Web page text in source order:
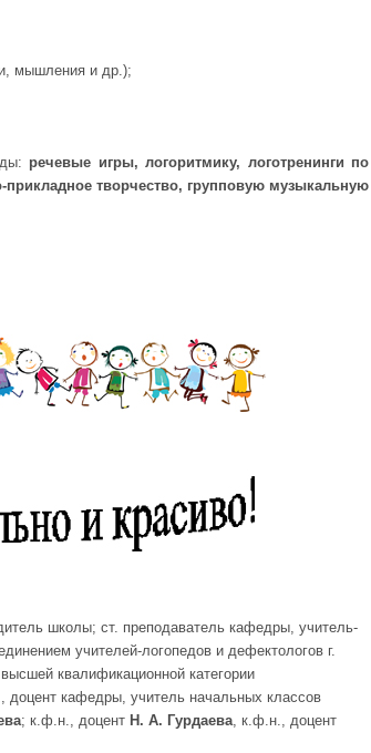
мышления и др.);
речевые игры, логоритмику, логотренинги по
прикладное творчество, групповую музыкальную
школы; ст. преподаватель кафедры, учитель-
учителей-логопедов и дефектологов г.
квалификационной категории
доцент кафедры, учитель начальных классов
; к.ф.н., доцент Н. А. Гурдаева, к.ф.н., доцент